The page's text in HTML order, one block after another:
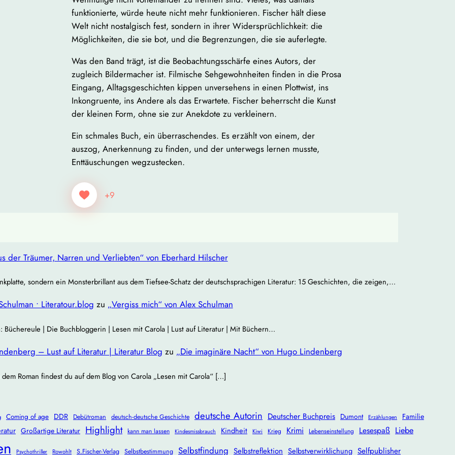
funktionierte, würde heute nicht mehr funktionieren. Fischer hält diese
Welt nicht nostalgisch fest, sondern in ihrer Widersprüchlichkeit: die
Möglichkeiten, die sie bot, und die Begrenzungen, die sie auferlegte.
Was den Band trägt, ist die Beobachtungsschärfe eines Autors, der
zugleich Bildermacher ist. Filmische Sehgewohnheiten finden in die Prosa
Eingang, Alltagsgeschichten kippen unversehens in einen Plottwist, ins
Inkongruente, ins Andere als das Erwartete. Fischer beherrscht die Kunst
der kleinen Form, ohne sie zur Anekdote zu verkleinern.
Ein schmales Buch, ein überraschendes. Es erzählt von einem, der
auszog, Anerkennung zu finden, und der unterwegs lernen musste,
Enttäuschungen wegzustecken.
+9
der Träumer, Narren und Verliebten“ von Eberhard Hilscher
sondern ein Monsterbrillant aus dem Tiefsee‐Schatz der deutschsprachigen Literatur: 15 Geschichten, die zeigen,…
• Literatour.blog zu „Vergiss mich“ von Alex Schulman
| Die Buchbloggerin | Lesen mit Carola | Lust auf Literatur | Mit Büchern…
– Lust auf Literatur | Literatur Blog zu „Die imaginäre Nacht“ von Hugo Lindenberg
Roman findest du auf dem Blog von Carola „Lesen mit Carola“ […]
Coming of age DDR Debütroman deutsch-deutsche Geschichte deutsche Autorin Deutscher Buchpreis Dumont Erzählungen Familie
Großartige Literatur Highlight kann man lassen Kindesmissbrauch Kindheit Kiwi Krieg Krimi Lebenseinstellung Lesespaß Liebe
Psychothriller Rowohlt S.Fischer-Verlag Selbstbestimmung Selbstfindung Selbstreflektion Selbstverwirklichung Selfpublisher